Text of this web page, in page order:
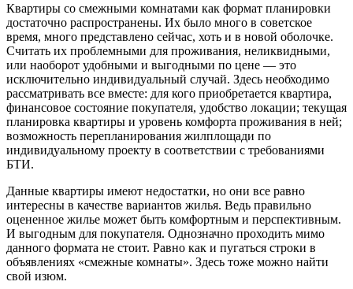
Квартиры со смежными комнатами как формат планировки
достаточно распространены. Их было много в советское
время, много представлено сейчас, хоть и в новой оболочке.
Считать их проблемными для проживания, неликвидными,
или наоборот удобными и выгодными по цене — это
исключительно индивидуальный случай. Здесь необходимо
рассматривать все вместе: для кого приобретается квартира,
финансовое состояние покупателя, удобство локации; текущая
планировка квартиры и уровень комфорта проживания в ней;
возможность перепланирования жилплощади по
индивидуальному проекту в соответствии с требованиями
БТИ.
Данные квартиры имеют недостатки, но они все равно
интересны в качестве вариантов жилья. Ведь правильно
оцененное жилье может быть комфортным и перспективным.
И выгодным для покупателя. Однозначно проходить мимо
данного формата не стоит. Равно как и пугаться строки в
объявлениях «смежные комнаты». Здесь тоже можно найти
свой изюм.